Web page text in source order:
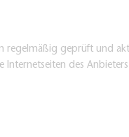
regelmäßig geprüft und
des